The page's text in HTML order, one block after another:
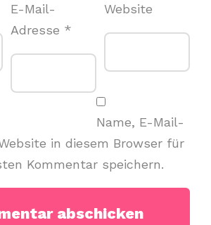
E-Mail-
Adresse *
Website
Name, E-Mail-
in diesem Browser für
Kommentar speichern.